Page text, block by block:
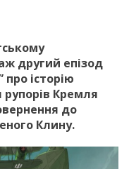
другий епізод
історію
Кремля
до
Клину.